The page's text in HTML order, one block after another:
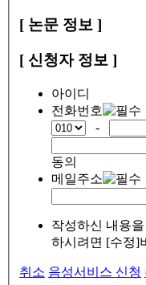
[ 논문 정보 ]
[ 신청자 정보 ]
아이디
전화번호
-
동의
메일주소
작성하신 내용
하시려면 [수정]
취소 음성서비스 신청